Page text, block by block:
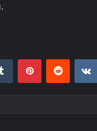
Tumblr PinterestReddit